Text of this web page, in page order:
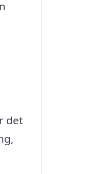
det